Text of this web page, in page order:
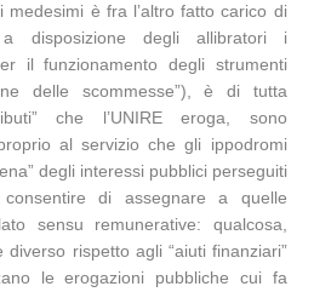
è fra l’altro fatto carico di
a disposizione degli allibratori i
il funzionamento degli strumenti
delle scommesse”), è di tutta
che l’UNIRE eroga, sono
al servizio che gli ippodromi
degli interessi pubblici perseguiti
di assegnare a quelle
sensu remunerative: qualcosa,
rispetto agli “aiuti finanziari”
le erogazioni pubbliche cui fa